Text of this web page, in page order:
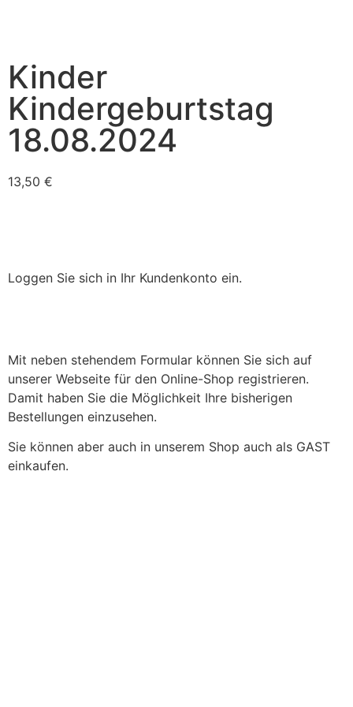
Kinder
Kindergeburtstag
18.08.2024
13,50 €
Loggen Sie sich in Ihr Kundenkonto ein.
Mit neben stehendem Formular können Sie sich auf
unserer Webseite für den Online-Shop registrieren.
Damit haben Sie die Möglichkeit Ihre bisherigen
Bestellungen einzusehen.
Sie können aber auch in unserem Shop auch als GAST
einkaufen.